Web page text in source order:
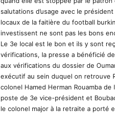
salutations d’usage avec le
locaux de la faitière du football
investissent ne sont pas les bons
Le 3e local est le bon et ils y sont
vérifications, la presse a bénéficié
aux vérifications du dossier de
exécutif au sein duquel on retrouve
colonel Hamed Herman Rouamba
poste de 3e vice-président et
le colonel major à la retraite a porté